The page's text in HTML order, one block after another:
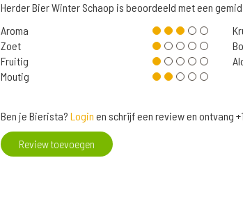
Herder Bier Winter Schaop is beoordeeld met een
Aroma
Zoet
Fruitig
Moutig
Ben je Bierista? Login en schrijf een review en ontvang
Review toevoegen